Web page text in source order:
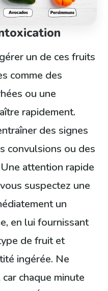
un de ces fruits
comme des
ou une
rapidement.
des signes
convulsions ou des
attention rapide
suspectez une
un
en lui fournissant
de fruit et
ingérée. Ne
chaque minute